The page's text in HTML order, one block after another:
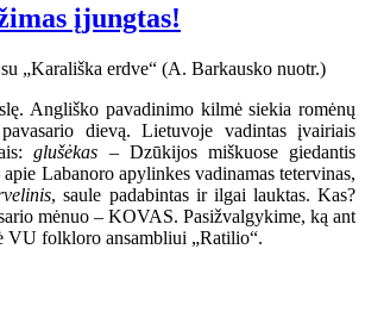
įjungtas!
Angliško pavadinimo kilmė siekia romėnų
dievą. Lietuvoje vadintas įvairiais
glušėkas – Dzūkijos miškuose giedantis
apie Labanoro apylinkes vadinamas tetervinas,
, saule padabintas ir ilgai lauktas. Kas?
mėnuo – KOVAS. Pasižvalgykime, ką ant
VU folkloro ansambliui „Ratilio“.